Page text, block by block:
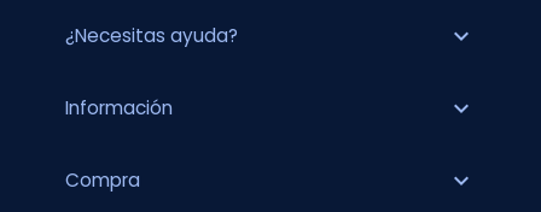
¿Necesitas ayuda? expand_more
Información expand_more
Compra expand_more